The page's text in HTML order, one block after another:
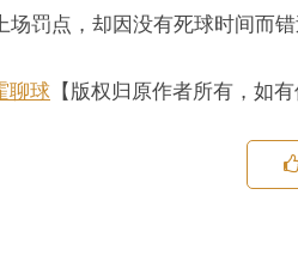
场罚点，却因没有死球时间而错
聊球 【版权归原作者所有，如